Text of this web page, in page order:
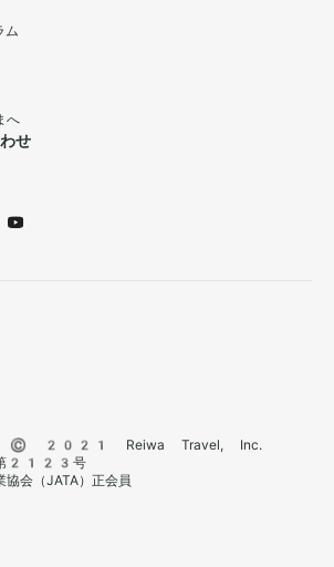
ム
へ
せ
ベル © 2021 Reiwa Travel, Inc.
第2123号
協会（JATA）正会員